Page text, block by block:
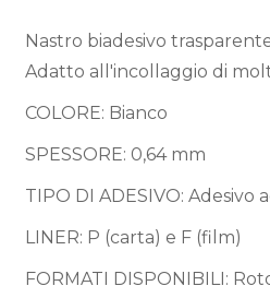
Nastro biadesivo
Adatto all'incollaggio di
COLORE: Bianco
SPESSORE: 0,64 mm
TIPO DI ADESIVO: Adesivo
LINER: P (carta) e F (film)
FORMATI DISPONIBILI: